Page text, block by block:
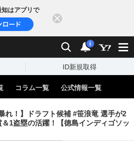
はアプリで
検索 通知
i
ID新規取得
コラム一覧 公式情報一覧
れ！】ドラフト候補 #笹浪竜 選手が2
1盗塁の活躍！【徳島インディゴソッ